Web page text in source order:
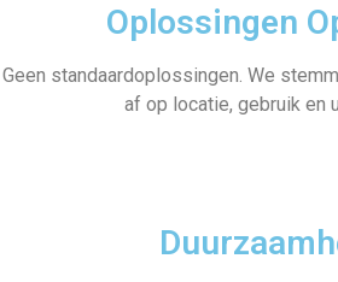
Oplossingen
Geen standaardoplossingen. We
af op locatie, gebruik en